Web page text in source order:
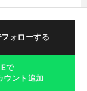
ォローする
で
ウント追加